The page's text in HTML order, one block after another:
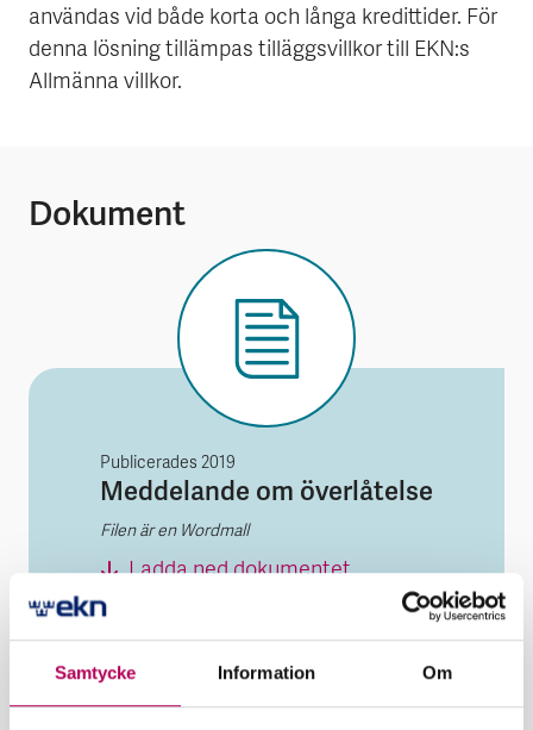
Samtycke Information Om
användas vid både korta och långa kredittider. För
denna lösning tillämpas tilläggsvillkor till EKN:s
Allmänna villkor.
Dokument
Publicerades 2019
Meddelande om överlåtelse
Filen är en Wordmall
Ladda ned dokumentetMeddelande om
Dokument du behöver för att ansöka
om utökat riskskydd för
rättighetsinnehavare